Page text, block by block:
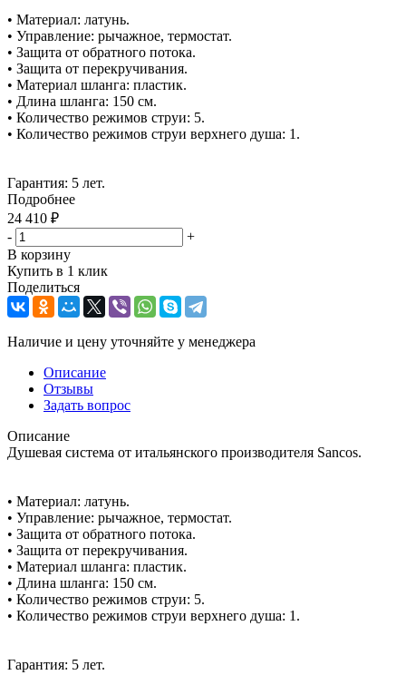
• Материал: латунь.
• Управление: рычажное, термостат.
• Защита от обратного потока.
• Защита от перекручивания.
• Материал шланга: пластик.
• Длина шланга: 150 см.
• Количество режимов струи: 5.
• Количество режимов струи верхнего душа: 1.
Гарантия: 5 лет.
Подробнее
24 410 ₽
-
+
В корзину
Купить в 1 клик
Поделиться
Наличие и цену уточняйте у менеджера
Описание
Отзывы
Задать вопрос
Описание
Душевая система от итальянского производителя Sancos.
• Материал: латунь.
• Управление: рычажное, термостат.
• Защита от обратного потока.
• Защита от перекручивания.
• Материал шланга: пластик.
• Длина шланга: 150 см.
• Количество режимов струи: 5.
• Количество режимов струи верхнего душа: 1.
Гарантия: 5 лет.